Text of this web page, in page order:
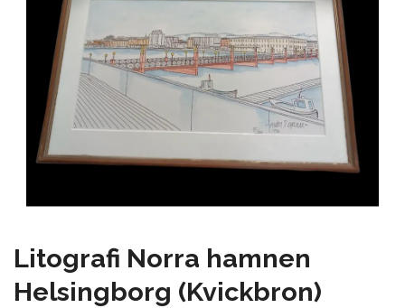
Litografi Norra hamnen
Helsingborg (Kvickbron)